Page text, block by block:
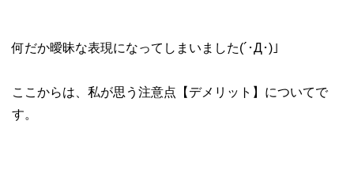
何だか曖昧な表現になってしまいました(´･Д･)」
ここからは、私が思う注意点【デメリット】についてで
す。